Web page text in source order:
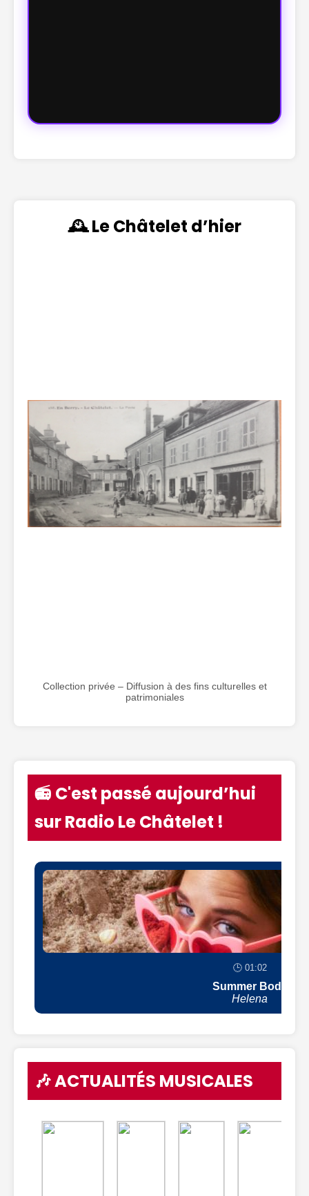
🕰️ Le Châtelet d’hier
Collection privée – Diffusion à des fins culturelles et
patrimoniales
📻 C'est passé aujourd’hui
sur Radio Le Châtelet !
🕒 01:02
Summer Body
Helena
🎶 ACTUALITÉS MUSICALES